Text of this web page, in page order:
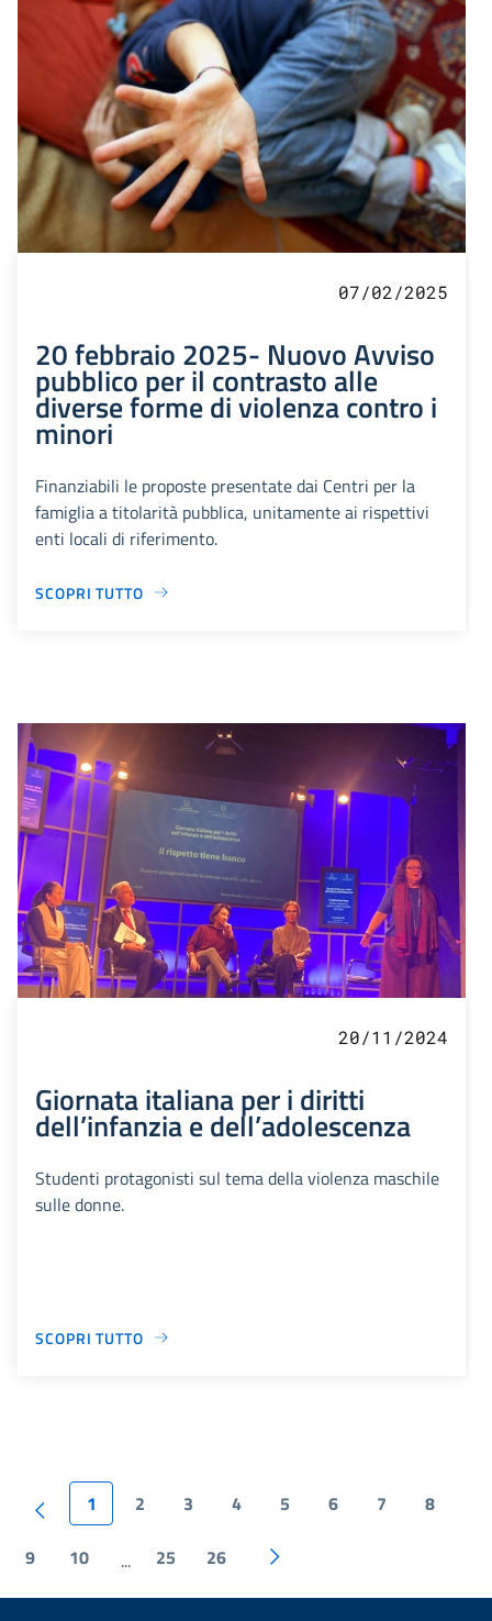
07/02/2025
20 febbraio 2025- Nuovo Avviso
pubblico per il contrasto alle
diverse forme di violenza contro i
minori
Finanziabili le proposte presentate dai Centri per la
famiglia a titolarità pubblica, unitamente ai rispettivi
enti locali di riferimento.
SCOPRI TUTTO
20/11/2024
Giornata italiana per i diritti
dell’infanzia e dell’adolescenza
Studenti protagonisti sul tema della violenza maschile
sulle donne.
SCOPRI TUTTO
1 2 3 4 5 6 7 8
9 10 ... 25 26